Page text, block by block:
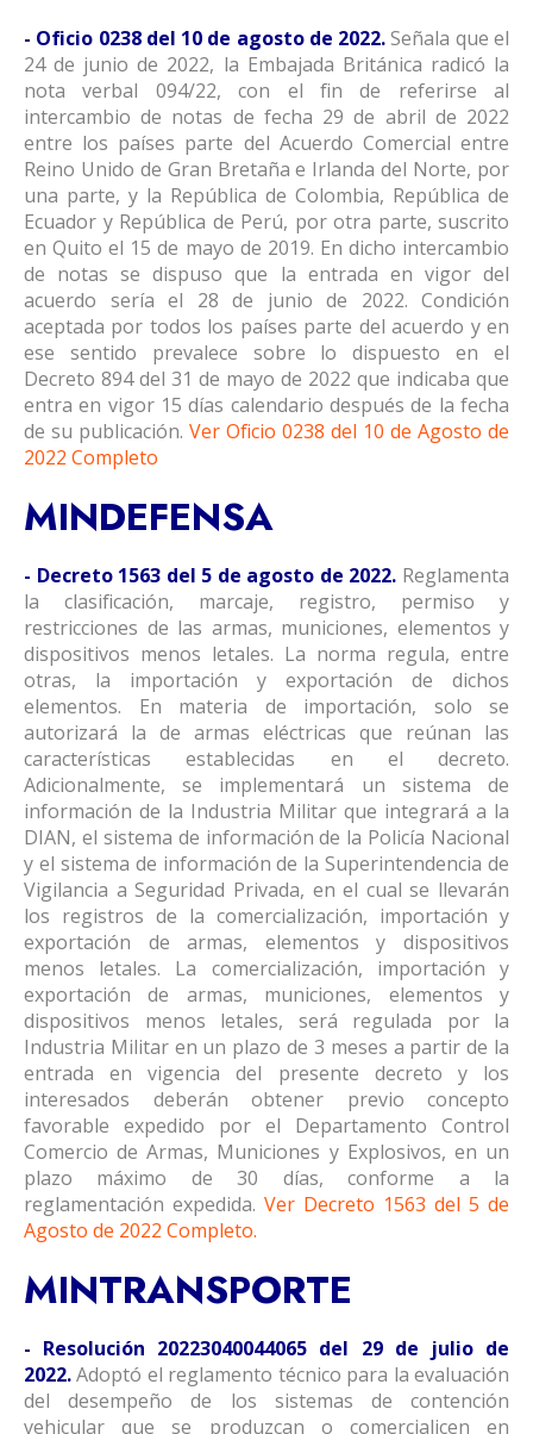
- Oficio 0238 del 10 de agosto de 2022.Señala que el
24 de junio de 2022, la Embajada Británica radicó la
nota verbal 094/22, con el fin de referirse al
intercambio de notas de fecha 29 de abril de 2022
entre los países parte del Acuerdo Comercial entre
Reino Unido de Gran Bretaña e Irlanda del Norte, por
una parte, y la República de Colombia, República de
Ecuador y República de Perú, por otra parte, suscrito
en Quito el 15 de mayo de 2019. En dicho intercambio
de notas se dispuso que la entrada en vigor del
acuerdo sería el 28 de junio de 2022. Condición
aceptada por todos los países parte del acuerdo y en
ese sentido prevalece sobre lo dispuesto en el
Decreto 894 del 31 de mayo de 2022 que indicaba que
entra en vigor 15 días calendario después de la fecha
de su publicación. Ver Oficio 0238 del 10 de Agosto de
2022 Completo
MINDEFENSA
- Decreto 1563 del 5 de agosto de 2022. Reglamenta
la clasificación, marcaje, registro, permiso y
restricciones de las armas, municiones, elementos y
dispositivos menos letales. La norma regula, entre
otras, la importación y exportación de dichos
elementos. En materia de importación, solo se
autorizará la de armas eléctricas que reúnan las
características establecidas en el decreto.
Adicionalmente, se implementará un sistema de
información de la Industria Militar que integrará a la
DIAN, el sistema de información de la Policía Nacional
y el sistema de información de la Superintendencia de
Vigilancia a Seguridad Privada, en el cual se llevarán
los registros de la comercialización, importación y
exportación de armas, elementos y dispositivos
menos letales. La comercialización, importación y
exportación de armas, municiones, elementos y
dispositivos menos letales, será regulada por la
Industria Militar en un plazo de 3 meses a partir de la
entrada en vigencia del presente decreto y los
interesados deberán obtener previo concepto
favorable expedido por el Departamento Control
Comercio de Armas, Municiones y Explosivos, en un
plazo máximo de 30 días, conforme a la
reglamentación expedida. Ver Decreto 1563 del 5 de
Agosto de 2022 Completo.
MINTRANSPORTE
- Resolución 20223040044065 del 29 de julio de
2022.Adoptó el reglamento técnico para la evaluación
del desempeño de los sistemas de contención
vehicular que se produzcan o comercialicen en